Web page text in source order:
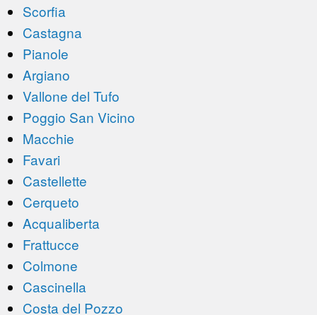
Scorfia
Castagna
Pianole
Argiano
Vallone del Tufo
Poggio San Vicino
Macchie
Favari
Castellette
Cerqueto
Acqualiberta
Frattucce
Colmone
Cascinella
Costa del Pozzo